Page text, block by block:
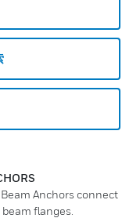
Anchors connect
flanges.